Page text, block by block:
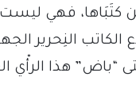
كتَبَاها، فهي
النِحرير
“باض” هذا الرأْي